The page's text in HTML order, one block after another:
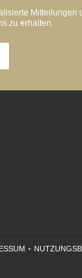
Mitteilungen
zu erhalten.
Fenster))
((ÖFFNET EIN